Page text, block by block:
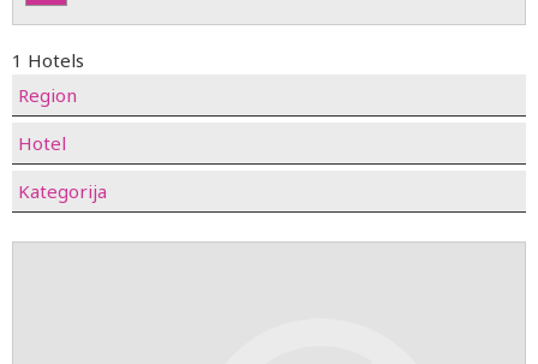
1 Hotels
Region
Hotel
Kategorija